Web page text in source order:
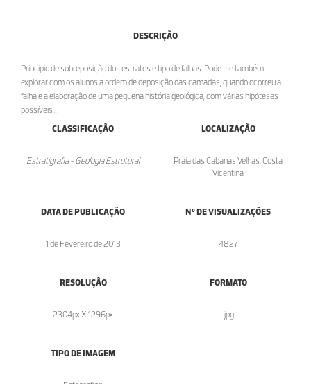
DESCRIÇÃO
Principio de sobreposição dos estratos e tipo de falhas. Pode-se também
explorar com os alunos a ordem de deposição das camadas, quando ocorreu a
falha e a elaboração de uma pequena história geológica, com várias hipóteses
possíveis...
CLASSIFICAÇÃO
Estratigrafia - Geologia Estrutural
LOCALIZAÇÃO
Praia das Cabanas Velhas, Costa
Vicentina
DATA DE PUBLICAÇÃO
1 de Fevereiro de 2013
Nº DE VISUALIZAÇÕES
4827
RESOLUÇÃO
2304px X 1296px
FORMATO
.jpg
TIPO DE IMAGEM